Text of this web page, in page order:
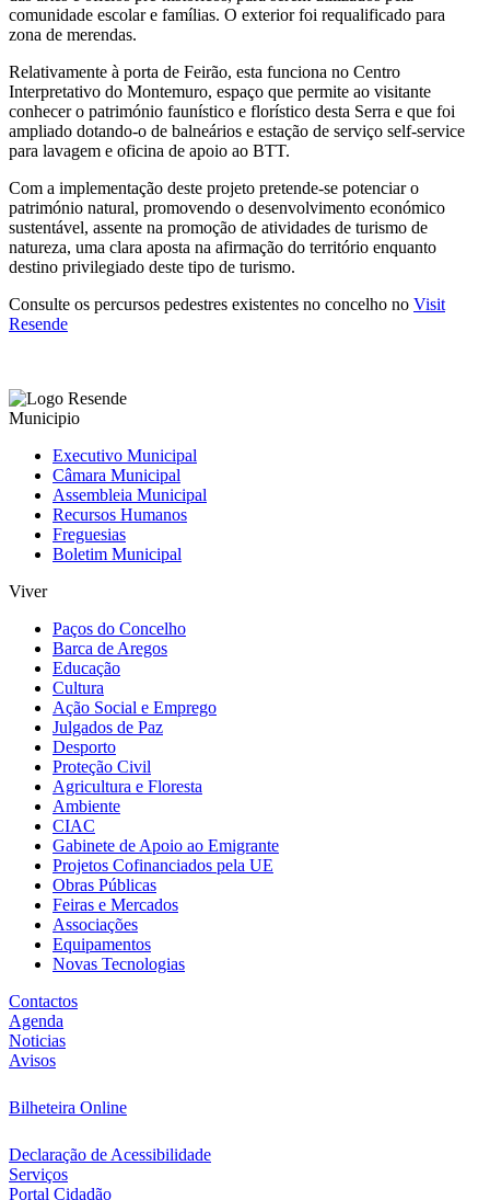
comunidade escolar e famílias. O exterior foi requalificado para
zona de merendas.
Relativamente à porta de Feirão, esta funciona no Centro
Interpretativo do Montemuro, espaço que permite ao visitante
conhecer o património faunístico e florístico desta Serra e que foi
ampliado dotando-o de balneários e estação de serviço self-service
para lavagem e oficina de apoio ao BTT.
Com a implementação deste projeto pretende-se potenciar o
património natural, promovendo o desenvolvimento económico
sustentável, assente na promoção de atividades de turismo de
natureza, uma clara aposta na afirmação do território enquanto
destino privilegiado deste tipo de turismo.
Consulte os percursos pedestres existentes no concelho no Visit
Resende
Municipio
Executivo Municipal
Câmara Municipal
Assembleia Municipal
Recursos Humanos
Freguesias
Boletim Municipal
Viver
Paços do Concelho
Barca de Aregos
Educação
Cultura
Ação Social e Emprego
Julgados de Paz
Desporto
Proteção Civil
Agricultura e Floresta
Ambiente
CIAC
Gabinete de Apoio ao Emigrante
Projetos Cofinanciados pela UE
Obras Públicas
Feiras e Mercados
Associações
Equipamentos
Novas Tecnologias
Contactos
Agenda
Noticias
Avisos
Bilheteira Online
Declaração de Acessibilidade
Serviços
Portal Cidadão